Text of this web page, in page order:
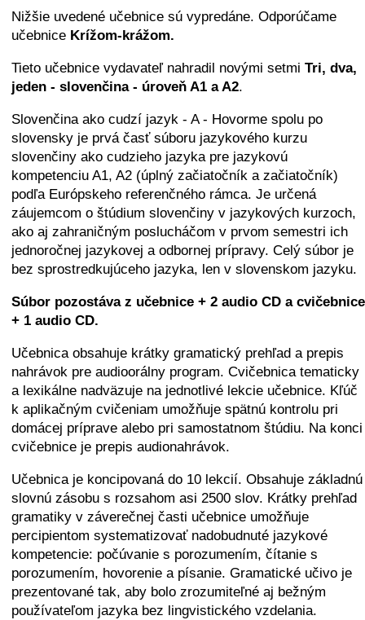
+ − ⛶
Nižšie uvedené učebnice sú vypredáne. Odporúčame
učebnice Krížom-krážom.
Tieto učebnice vydavateľ nahradil novými setmi Tri, dva,
jeden - slovenčina - úroveň A1 a A2.
Slovenčina ako cudzí jazyk - A - Hovorme spolu po
slovensky je prvá časť súboru jazykového kurzu
slovenčiny ako cudzieho jazyka pre jazykovú
kompetenciu A1, A2 (úplný začiatočník a začiatočník)
podľa Európskeho referenčného rámca. Je určená
záujemcom o štúdium slovenčiny v jazykových kurzoch,
ako aj zahraničným poslucháčom v prvom semestri ich
jednoročnej jazykovej a odbornej prípravy. Celý súbor je
bez sprostredkujúceho jazyka, len v slovenskom jazyku.
Súbor pozostáva z učebnice + 2 audio CD a cvičebnice
+ 1 audio CD.
Učebnica obsahuje krátky gramatický prehľad a prepis
nahrávok pre audioorálny program. Cvičebnica tematicky
a lexikálne nadväzuje na jednotlivé lekcie učebnice. Kľúč
k aplikačným cvičeniam umožňuje spätnú kontrolu pri
domácej príprave alebo pri samostatnom štúdiu. Na konci
cvičebnice je prepis audionahrávok.
Učebnica je koncipovaná do 10 lekcií. Obsahuje základnú
slovnú zásobu s rozsahom asi 2500 slov. Krátky prehľad
gramatiky v záverečnej časti učebnice umožňuje
percipientom systematizovať nadobudnuté jazykové
kompetencie: počúvanie s porozumením, čítanie s
porozumením, hovorenie a písanie. Gramatické učivo je
prezentované tak, aby bolo zrozumiteľné aj bežným
používateľom jazyka bez lingvistického vzdelania.